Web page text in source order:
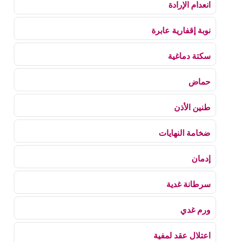
انعدام الإرادة
نوبة إقفارية عابرة
سكتة دماغية
حماض
طنين الأذن
ضخامة النهايات
إدمان
سرطانة غدية
ورم غدي
اعتلال عقد لمفية